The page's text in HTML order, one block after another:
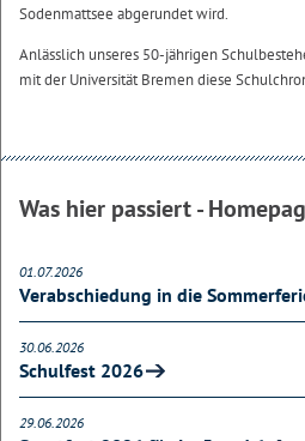
Sodenmattsee abgerundet wird.
Anlässlich unseres 50-jährigen
mit der Universität Bremen diese
Was hier passiert -
01.07.2026
Verabschiedung in die
30.06.2026
Schulfest 2026
29.06.2026